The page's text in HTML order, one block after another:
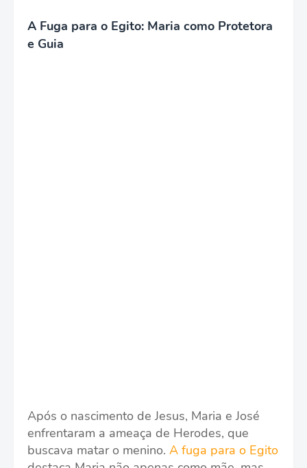
A Fuga para o Egito: Maria como Protetora
e Guia
Após o nascimento de Jesus, Maria e José
enfrentaram a ameaça de Herodes, que
buscava matar o menino. A fuga para o Egito